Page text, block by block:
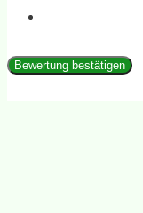
Bewertung bestätigen